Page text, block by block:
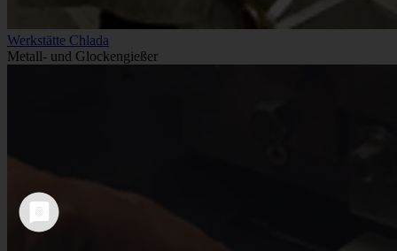
Werkstätte Chlada
Metall- und Glockengießer